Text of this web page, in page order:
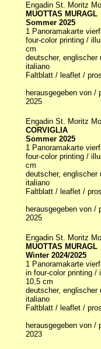
Engadin St. Moritz
MUOTTAS MURAGL
Sommer 2025
1 Panoramakarte
four-color printing /
cm
deutscher,
italiano
Faltblatt / leaflet /
herausgegeben von
2025
Engadin St. Moritz
CORVIGLIA
Sommer 2025
1 Panoramakarte
four-color printing /
cm
deutscher,
italiano
Faltblatt / leaflet /
herausgegeben von
2025
Engadin St. Moritz
MUOTTAS MURAGL
Winter 2024/2025
1 Panoramakarte
in four-color printing /
10,5 cm
deutscher,
italiano
Faltblatt / leaflet /
herausgegeben von
2023